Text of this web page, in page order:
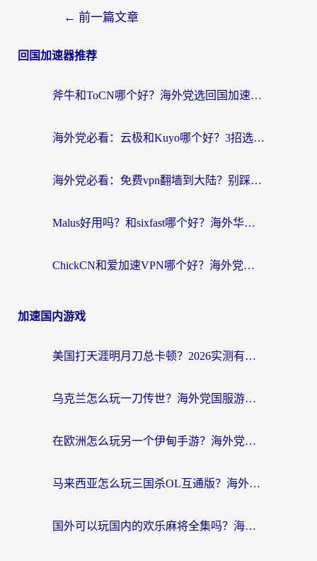
← 前一篇文章
回国加速器推荐
斧牛和ToCN哪个好？海外党选回国加速器的避坑指南（附免费工具推荐）
海外党必看：云极和Kuyo哪个好？3招选对回国加速器，无缝刷国内资源
海外党必看：免费vpn翻墙到大陆？别踩坑！教你选对回国加速器无缝追剧玩游戏
Malus好用吗？和sixfast哪个好？海外华人亲测3款热门回国加速器，附排名指南
ChickCN和爱加速VPN哪个好？海外党亲测3款回国加速器，这一款才是无缝访问国内资源的最优解
加速国内游戏
美国打天涯明月刀总卡顿？2026实测有效的加速器推荐（附跨平台使用技巧）
乌克兰怎么玩一刀传世？海外党国服游戏加速终极指南（附天下-异兽山海街头篮球实测）
在欧洲怎么玩另一个伊甸手游？海外党亲测有效的国服游戏加速指南
马来西亚怎么玩三国杀OL互通版？海外党必看的国服游戏加速器避坑指南
国外可以玩国内的欢乐麻将全集吗？海外党亲测有效的国服游戏加速指南